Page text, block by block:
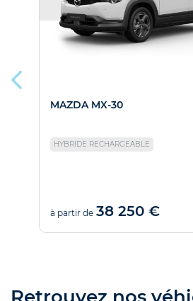
MAZDA MX-30
HYBRIDE RECHARGEABLE
à partir de 38 250 €